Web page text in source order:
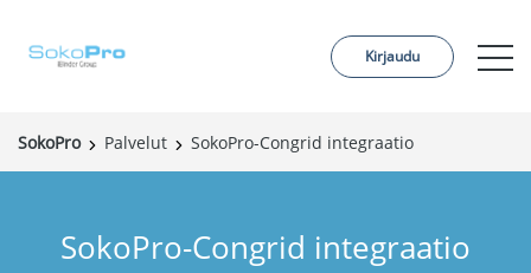
Palvelut
Tilaa projekti
Kirjaudu
SokoPro Palvelut SokoPro-Congrid integraatio
SokoPro-Congrid integraatio